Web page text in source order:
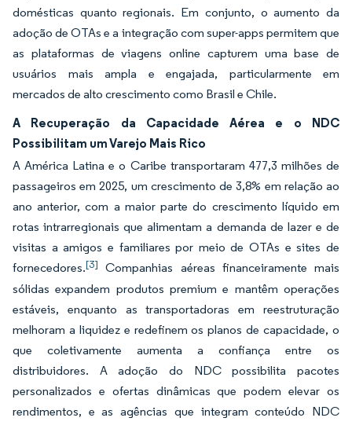
domésticas quanto regionais. Em conjunto, o aumento da
adoção de OTAs e a integração com super-apps permitem que
as plataformas de viagens online capturem uma base de
usuários mais ampla e engajada, particularmente em
mercados de alto crescimento como Brasil e Chile.
A Recuperação da Capacidade Aérea e o NDC
Possibilitam um Varejo Mais Rico
A América Latina e o Caribe transportaram 477,3 milhões de
passageiros em 2025, um crescimento de 3,8% em relação ao
ano anterior, com a maior parte do crescimento líquido em
rotas intrarregionais que alimentam a demanda de lazer e de
visitas a amigos e familiares por meio de OTAs e sites de
fornecedores.[3] Companhias aéreas financeiramente mais
sólidas expandem produtos premium e mantêm operações
estáveis, enquanto as transportadoras em reestruturação
melhoram a liquidez e redefinem os planos de capacidade, o
que coletivamente aumenta a confiança entre os
distribuidores. A adoção do NDC possibilita pacotes
personalizados e ofertas dinâmicas que podem elevar os
rendimentos, e as agências que integram conteúdo NDC